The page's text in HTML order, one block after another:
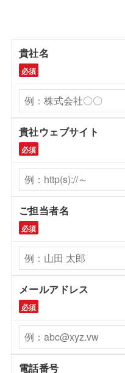
貴社名
必須
貴社ウェブサイト
必須
ご担当者名
必須
メールアドレス
必須
電話番号